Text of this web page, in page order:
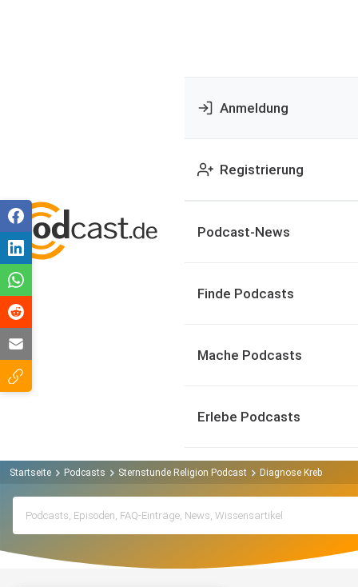
Anmeldung
Registrierung
Podcast-News
Finde Podcasts
Mache Podcasts
Erlebe Podcasts
Startseite Podcasts Sternstunde Religion Podcast Diagnose Krebs –